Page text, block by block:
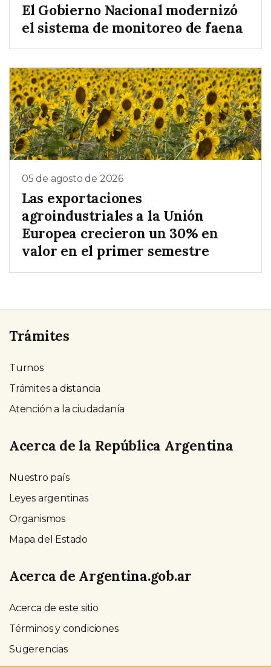
El Gobierno Nacional modernizó
el sistema de monitoreo de faena
05 de agosto de 2026
Las exportaciones
agroindustriales a la Unión
Europea crecieron un 30% en
valor en el primer semestre
Trámites
Turnos
Trámites a distancia
Atención a la ciudadanía
Acerca de la República Argentina
Nuestro país
Leyes argentinas
Organismos
Mapa del Estado
Acerca de Argentina.gob.ar
Acerca de este sitio
Términos y condiciones
Sugerencias